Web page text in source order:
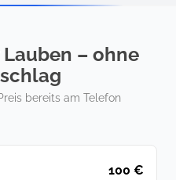
– ohne
bereits am Telefon
100 €